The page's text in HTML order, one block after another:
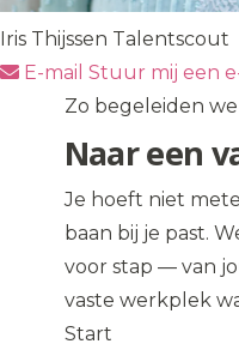
Iris Thijssen Talentscout
E-mail Stuur mij een
Zo begeleiden
Naar een
Je hoeft niet
baan bij je past.
voor stap — van
vaste werkplek
Start